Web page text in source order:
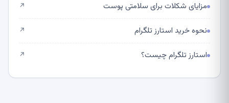
مزایای شکلات برای سلامتی پوست ↗
نحوه خرید استارز تلگرام ↗
استارز تلگرام چیست؟ ↗